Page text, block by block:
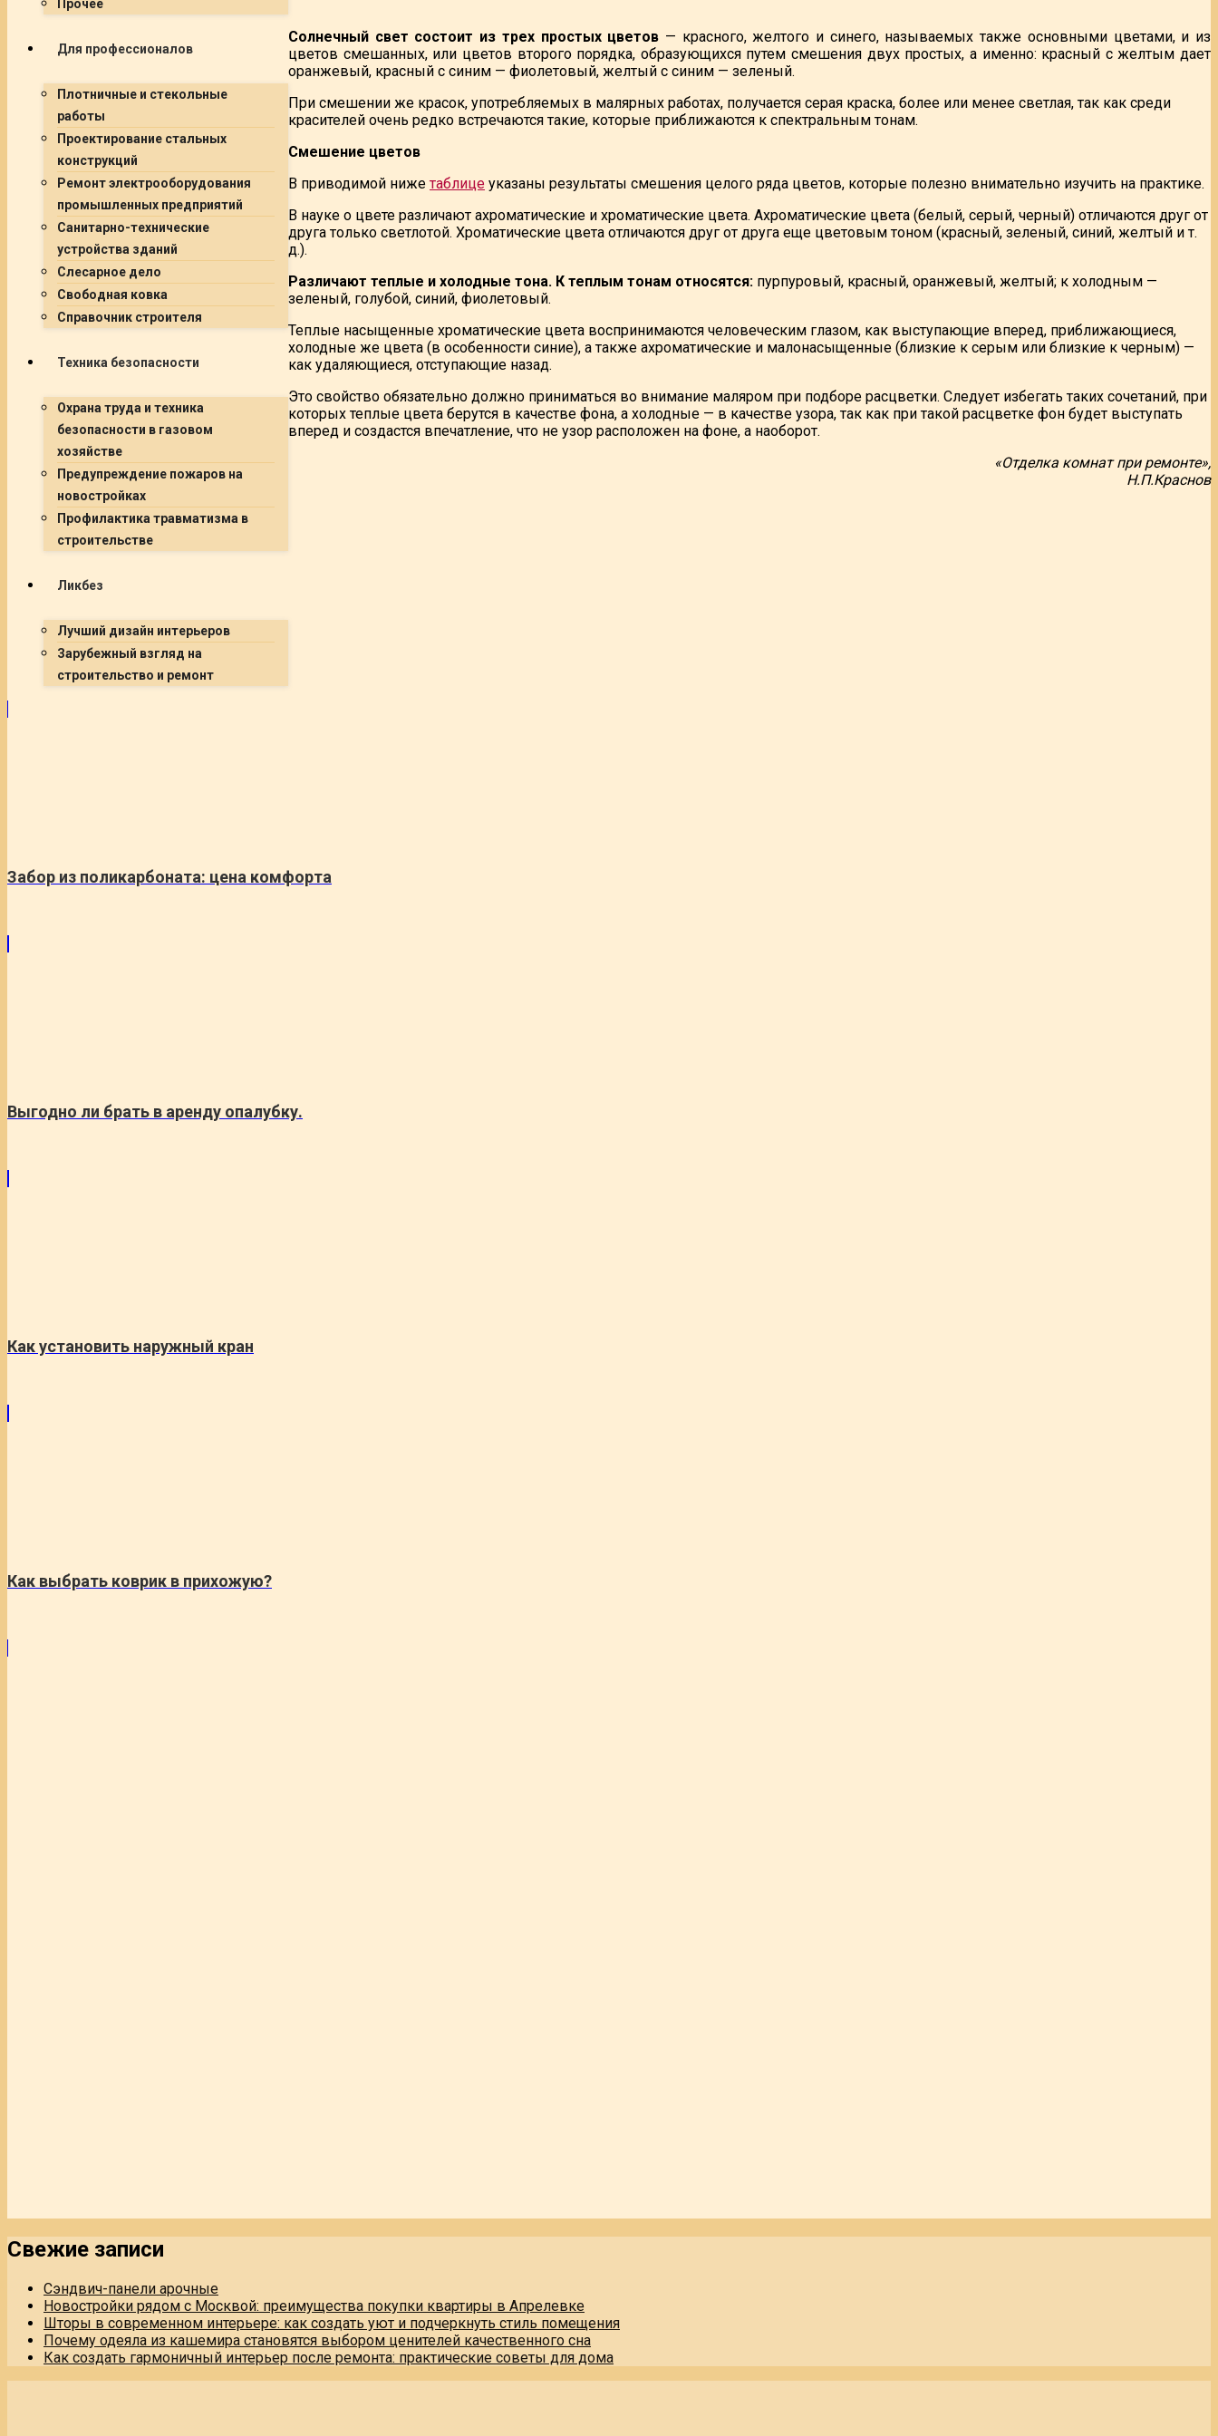
Прочее
Для профессионалов
Плотничные и стекольные
работы
Проектирование стальных
конструкций
Ремонт электрооборудования
промышленных предприятий
Санитарно-технические
устройства зданий
Слесарное дело
Свободная ковка
Справочник строителя
Техника безопасности
Охрана труда и техника
безопасности в газовом
хозяйстве
Предупреждение пожаров на
новостройках
Профилактика травматизма в
строительстве
Ликбез
Лучший дизайн интерьеров
Зарубежный взгляд на
строительство и ремонт
Солнечный свет состоит из трех простых цветов — красного, желтого и синего, называемых также основными цветами, и из
цветов смешанных, или цветов второго порядка, образующихся путем смешения двух простых, а именно: красный с желтым дает
оранжевый, красный с синим — фиолетовый, желтый с синим — зеленый.
При смешении же красок, употребляемых в малярных работах, получается серая краска, более или менее светлая, так как среди
красителей очень редко встречаются такие, которые приближаются к спектральным тонам.
Смешение цветов
В приводимой ниже таблице указаны результаты смешения целого ряда цветов, которые полезно внимательно изучить на практике.
В науке о цвете различают ахроматические и хроматические цвета. Ахроматические цвета (белый, серый, черный) отличаются друг от
друга только светлотой. Хроматические цвета отличаются друг от друга еще цветовым тоном (красный, зеленый, синий, желтый и т.
д.).
Различают теплые и холодные тона. К теплым тонам относятся: пурпуровый, красный, оранжевый, желтый; к холодным —
зеленый, голубой, синий, фиолетовый.
Теплые насыщенные хроматические цвета воспринимаются человеческим глазом, как выступающие вперед, приближающиеся,
холодные же цвета (в особенности синие), а также ахроматические и малонасыщенные (близкие к серым или близкие к черным) —
как удаляющиеся, отступающие назад.
Это свойство обязательно должно приниматься во внимание маляром при подборе расцветки. Следует избегать таких сочетаний, при
которых теплые цвета берутся в качестве фона, а холодные — в качестве узора, так как при такой расцветке фон будет выступать
вперед и создастся впечатление, что не узор расположен на фоне, а наоборот.
«Отделка комнат при ремонте»,
Н.П.Краснов
Забор из поликарбоната: цена комфорта
Выгодно ли брать в аренду опалубку.
Как установить наружный кран
Как выбрать коврик в прихожую?
Свежие записи
Сэндвич-панели арочные
Новостройки рядом с Москвой: преимущества покупки квартиры в Апрелевке
Шторы в современном интерьере: как создать уют и подчеркнуть стиль помещения
Почему одеяла из кашемира становятся выбором ценителей качественного сна
Как создать гармоничный интерьер после ремонта: практические советы для дома